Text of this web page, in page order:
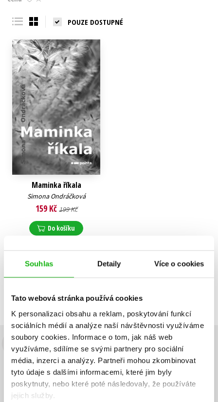
Souhlas Detaily Více o cookies
Tato webová stránka používá cookies
K personalizaci obsahu a reklam, poskytování funkcí
sociálních médií a analýze naší návštěvnosti využíváme
soubory cookies. Informace o tom, jak náš web
využíváme, sdílíme se svými partnery pro sociální
média, inzerci a analýzy. Partneři mohou zkombinovat
tyto údaje s dalšími informacemi, které jim byly
poskytnuty, nebo které poté následovaly, že používáte
jejich služby.
Young adult (SK)
POUZE DOSTUPNÉ
Maminka říkala
Simona Ondráčková
159 Kč 199 Kč
Do košíku
Zobrazuji 1 až 1 z celkem 1 záznamů
Předchozí 1 Další
Budete to vědět jako první!
Zajímá Vás, jaký knižní hit právě vychází, na jaké zboží je výhodná
sleva, jaká běží soutěž o ceny? Přihlášením k odběru našich e-
mailových novineksouhlasíte se zpracováním osobních údajů.